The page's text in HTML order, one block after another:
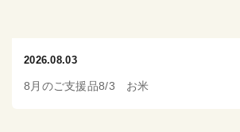
2026.08.03
8月のご支援品8/3 お米